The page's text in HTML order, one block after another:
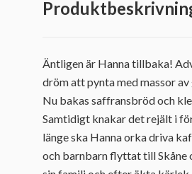
Äntligen är Hanna tillbaka!
dröm att pynta med massor
Nu bakas saffransbröd och
Samtidigt knakar det rejält i
länge ska Hanna orka driva
och barnbarn flyttat till Skåne